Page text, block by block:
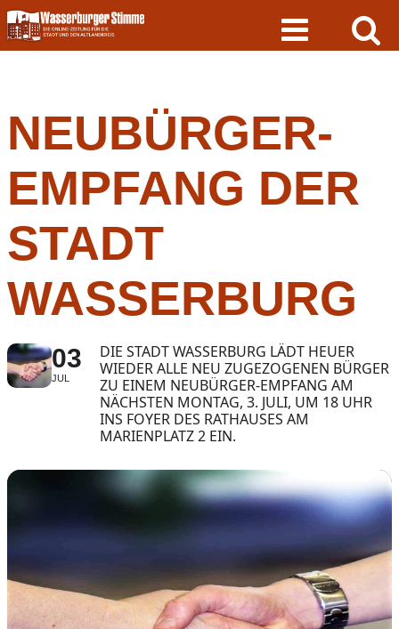
Skip
to
content
NEUBÜRGER-
EMPFANG DER
STADT
WASSERBURG
03
JUL
DIE STADT WASSERBURG LÄDT HEUER
WIEDER ALLE NEU ZUGEZOGENEN BÜRGER
ZU EINEM NEUBÜRGER-EMPFANG AM
NÄCHSTEN MONTAG, 3. JULI, UM 18 UHR
INS FOYER DES RATHAUSES AM
MARIENPLATZ 2 EIN.